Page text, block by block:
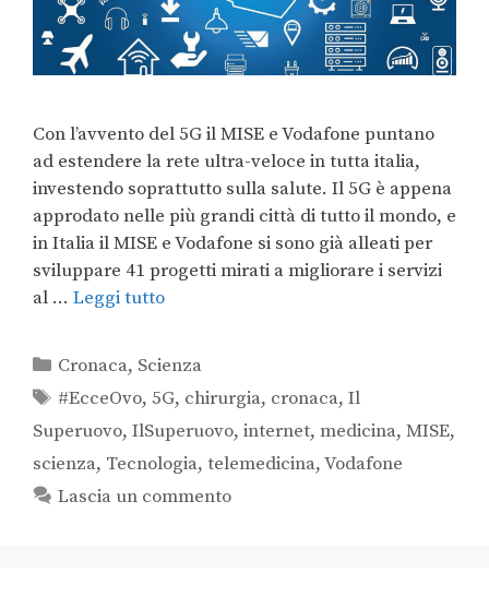
Con l’avvento del 5G il MISE e Vodafone puntano
ad estendere la rete ultra-veloce in tutta italia,
investendo soprattutto sulla salute. Il 5G è appena
approdato nelle più grandi città di tutto il mondo, e
in Italia il MISE e Vodafone si sono già alleati per
sviluppare 41 progetti mirati a migliorare i servizi
al … Leggi tutto
Cronaca, Scienza
#EcceOvo, 5G, chirurgia, cronaca,Il
Superuovo, IlSuperuovo, internet, medicina, MISE,
scienza, Tecnologia, telemedicina,Vodafone
Lascia un commento